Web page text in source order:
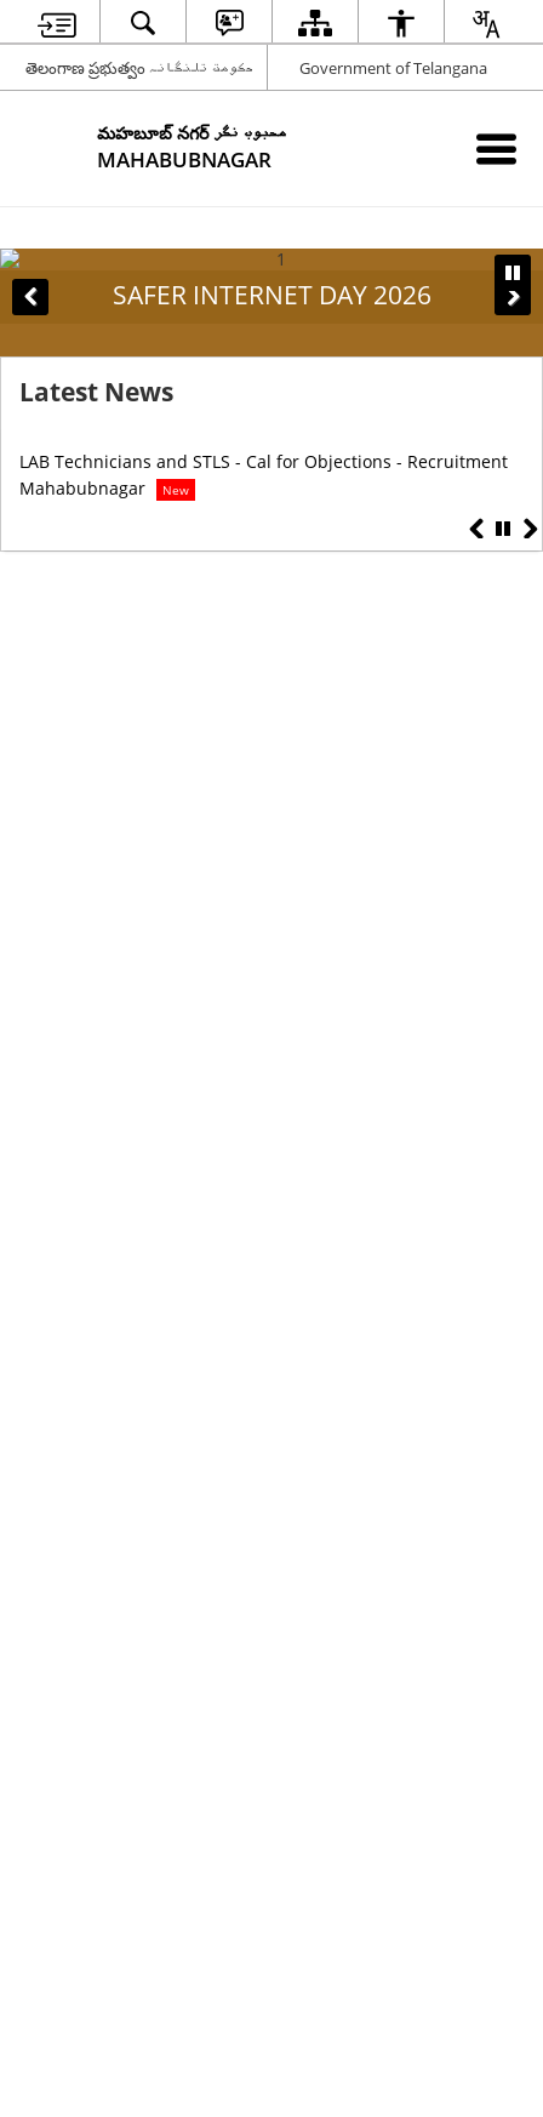
తెలంగాణ ప్రభుత్వం حکومت تلنگانہ Government of Telangana
మహబూబ్ నగర్ محبوب نگر
MAHABUBNAGAR
SAFER INTERNET DAY 2026
Latest News
LAB Technicians and STLS - Cal for Objections - Recruitment
Mahabubnagar
New